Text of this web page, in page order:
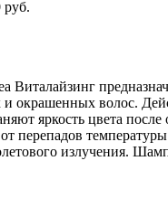
руб.
Виталайзинг
и окрашенных волос.
яркость цвета
перепадов
излучения.